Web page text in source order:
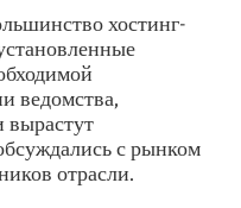
хостинг-
ведомства,
вырастут
с рынком
отрасли.